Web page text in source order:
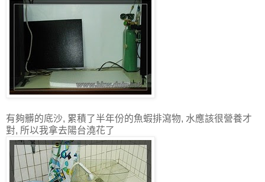
有夠髒的底沙, 累積了半年份的魚蝦排瀉物, 水應該很營養才
對, 所以我拿去陽台澆花了